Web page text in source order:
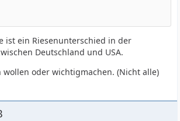
ist ein Riesenunterschied in der
Deutschland und USA.
wollen oder wichtigmachen. (Nicht alle)